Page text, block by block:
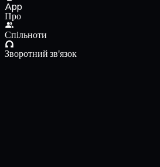
App
Про
Спільноти
Зворотний зв'язок